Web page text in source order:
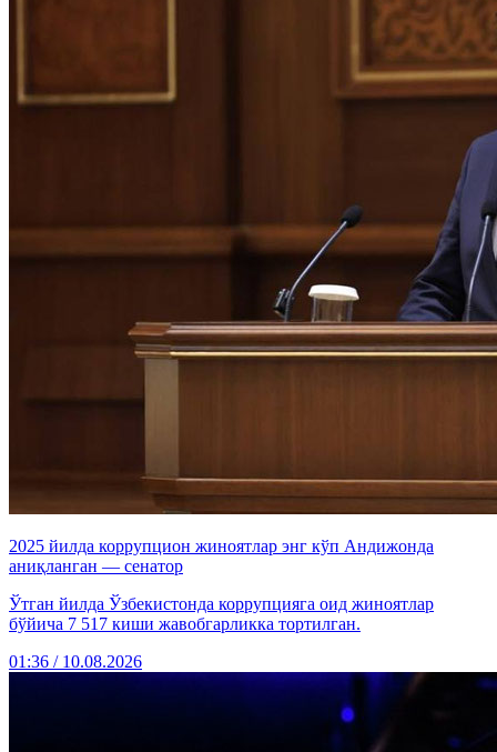
2025 йилда коррупцион жиноятлар энг кўп Андижонда
аниқланган — сенатор
Ўтган йилда Ўзбекистонда коррупцияга оид жиноятлар
бўйича 7 517 киши жавобгарликка тортилган.
01:36 / 10.08.2026